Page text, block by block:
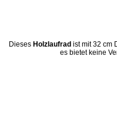
Dieses Holzlaufrad ist mit 32 cm
es bietet keine